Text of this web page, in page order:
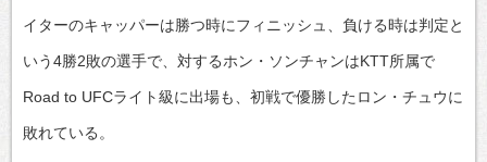
イターのキャッパーは勝つ時にフィニッシュ、負ける時は判定と
いう4勝2敗の選手で、対するホン・ソンチャンはKTT所属で
Road to UFCライト級に出場も、初戦で優勝したロン・チュウに
敗れている。